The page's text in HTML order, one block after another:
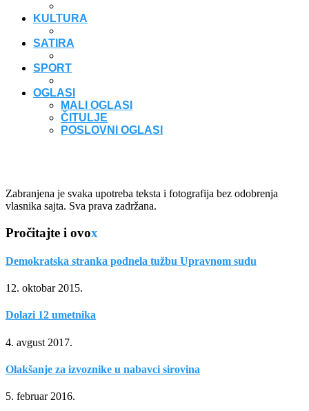
KULTURA
SATIRA
SPORT
OGLASI
MALI OGLASI
ČITULJE
POSLOVNI OGLASI
Zabranjena je svaka upotreba teksta i fotografija bez odobrenja
vlasnika sajta. Sva prava zadržana.
Pročitajte i ovox
Demokratska stranka podnela tužbu Upravnom sudu
12. oktobar 2015.
Dolazi 12 umetnika
4. avgust 2017.
Olakšanje za izvoznike u nabavci sirovina
5. februar 2016.